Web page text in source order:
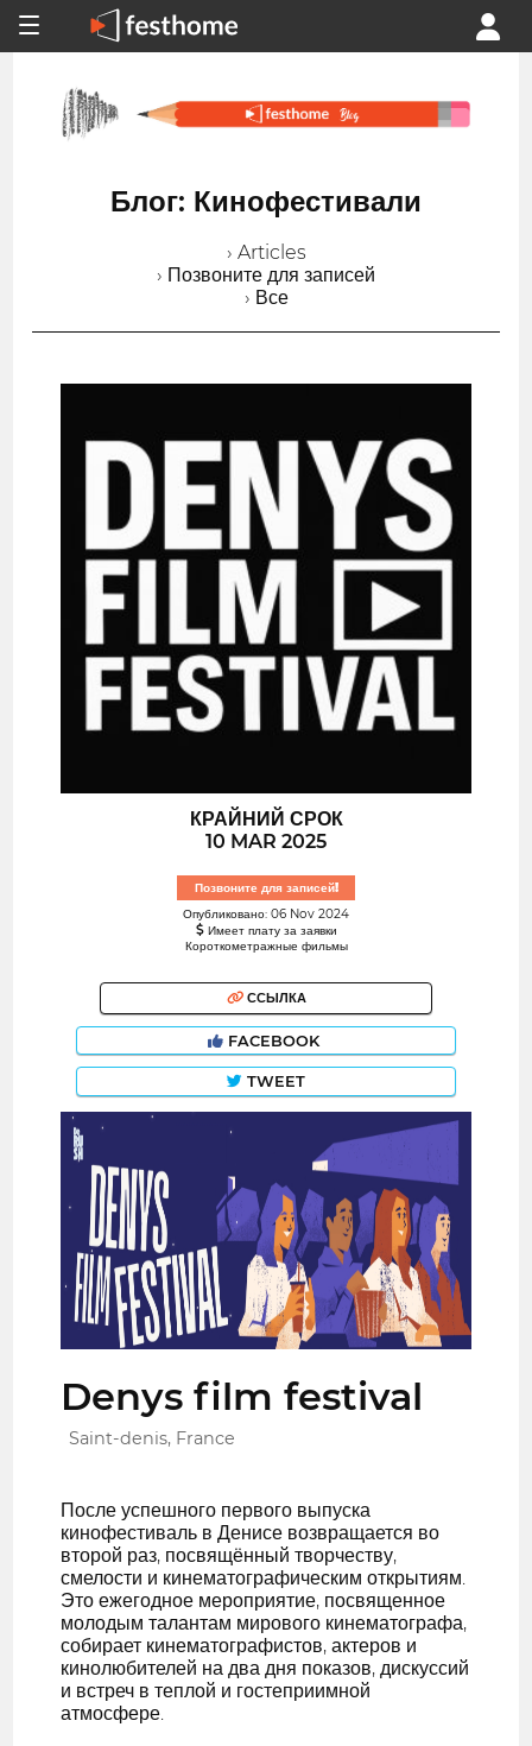
Блог: Кинофестивали
› Articles
› Позвоните для записей
› Все
КРАЙНИЙ СРОК
10 MAR 2025
Позвоните для записей!
Опубликовано: 06 Nov 2024
Имеет плату за заявки
Короткометражные фильмы
ССЫЛКА
FACEBOOK
TWEET
Denys film festival
Saint-denis, France
После успешного первого выпуска
кинофестиваль в Денисе возвращается во
второй раз, посвящённый творчеству,
смелости и кинематографическим открытиям.
Это ежегодное мероприятие, посвященное
молодым талантам мирового кинематографа,
собирает кинематографистов, актеров и
кинолюбителей на два дня показов, дискуссий
и встреч в теплой и гостеприимной
атмосфере.